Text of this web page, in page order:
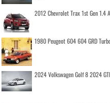
2012 Chevrolet Trax 1st Gen 1.4
1980 Peugeot 604 604 GRD
2024 Volkswagen Golf 8 2024